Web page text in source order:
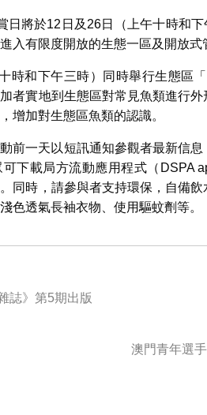
日將於12日及26日（上午十時和
入有限度開放的生態一區及開放式
時和下午三時）同時舉行生態區
者實地到生態區對常見魚類進行
增加對生態區魚類的認識。
前一天以短訊通知參觀者最新信
下載局方流動應用程式（DSPA
同時，請參與者支持環保，自備
色透氣長袖衣物、使用驅蚊劑等。
誌》第5期出版
澳門青年選